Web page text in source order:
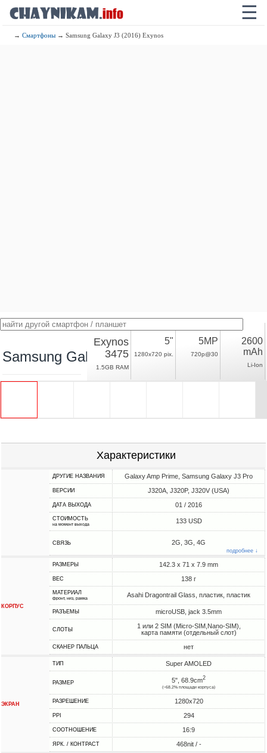
☰
→Смартфоны → Samsung Galaxy J3 (2016) Exynos
Samsung Galaxy J3 (2016) Exynos
Exynos
3475
1.5GB RAM
5"
1280x720 pix.
5MP
720p@30
2600
mAh
Li-Ion
Характеристики
ДРУГИЕ НАЗВАНИЯ Galaxy Amp Prime, Samsung Galaxy J3 Pro
ВЕРСИИ J320A, J320P, J320V (USA)
ДАТА ВЫХОДА 01 / 2016
СТОИМОСТЬ
на момент выхода 133 USD
СВЯЗЬ 2G, 3G, 4G
подробнее ↓
КОРПУС
РАЗМЕРЫ 142.3 x 71 x 7.9 mm
ВЕС 138 г
МАТЕРИАЛ
фронт, низ, рамка Asahi Dragontrail Glass, пластик, пластик
РАЗЪЕМЫ microUSB, jack 3.5mm
СЛОТЫ
1 или 2 SIM (Micro-SIM,Nano-SIM),
карта памяти (отдельный слот)
СКАНЕР ПАЛЬЦА нет
ЭКРАН
ТИП Super AMOLED
РАЗМЕР 5", 68.9cm2
(~68.2% площади корпуса)
РАЗРЕШЕНИЕ 1280x720
PPI 294
СООТНОШЕНИЕ 16:9
ЯРК. / КОНТРАСТ 468nit / -